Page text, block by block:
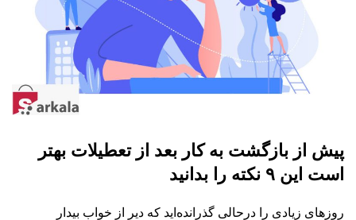
پیش از بازگشت به کار بعد از تعطیلات بهتر
است این ۹ نکته را بدانید
روزهای زیادی را درحالی گذرانده‌اید که دیر از خواب بیدار